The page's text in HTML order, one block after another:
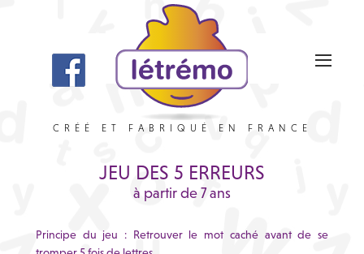
Accueil
Règles
CRÉÉ ET FABRIQUÉ EN FRANCE
JEU DES 5 ERREURS
à partir de 7 ans
Principe du jeu : Retrouver le mot caché avant de se